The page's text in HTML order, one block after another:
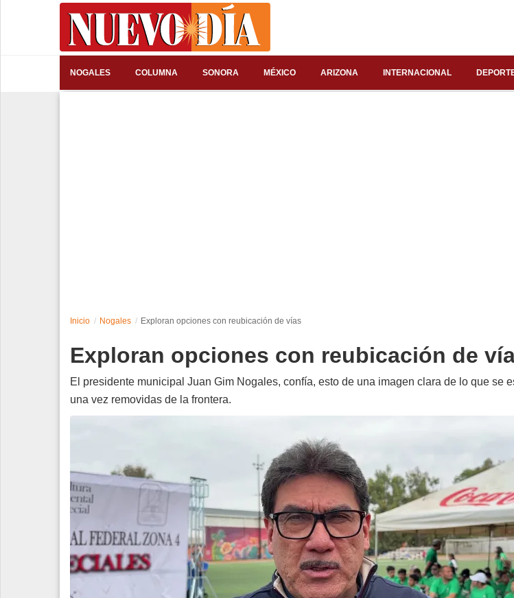
NOGALES COLUMNA SONORA MÉXICO ARIZONA INTERNACIONAL
Inicio Nogales Exploran opciones con reubicación de vías
Exploran opciones con reubicación de
El presidente municipal Juan Gim Nogales, confía, esto de una imagen clara de lo que se
una vez removidas de la frontera.